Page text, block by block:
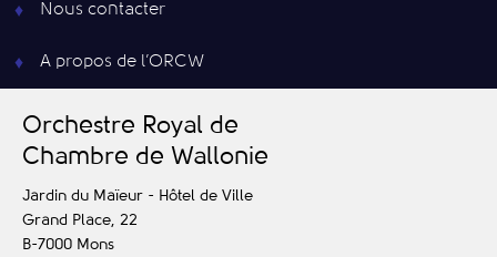
Nous contacter
A propos de l’ORCW
Orchestre Royal de
Chambre de Wallonie
Jardin du Maïeur - Hôtel de Ville
Grand Place, 22
B-7000 Mons